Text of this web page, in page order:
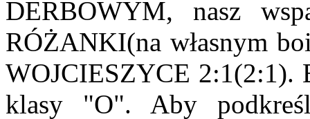
DERBOWYM, nasz
RÓŻANKI(na własnym
WOJCIESZYCE 2:1(2:1).
klasy "O". Aby